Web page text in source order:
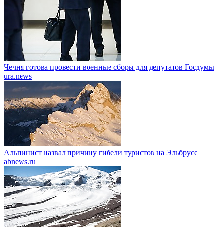
Чечня готова провести военные сборы для депутатов Госдумы
ura.news
Альпинист назвал причину гибели туристов на Эльбрусе
abnews.ru